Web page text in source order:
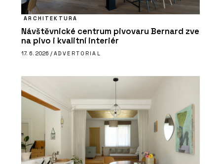
ARCHITEKTURA
Návštěvnické centrum pivovaru Bernard zve
na pivo i kvalitní interiér
17. 6. 2026 / ADVERTORIAL